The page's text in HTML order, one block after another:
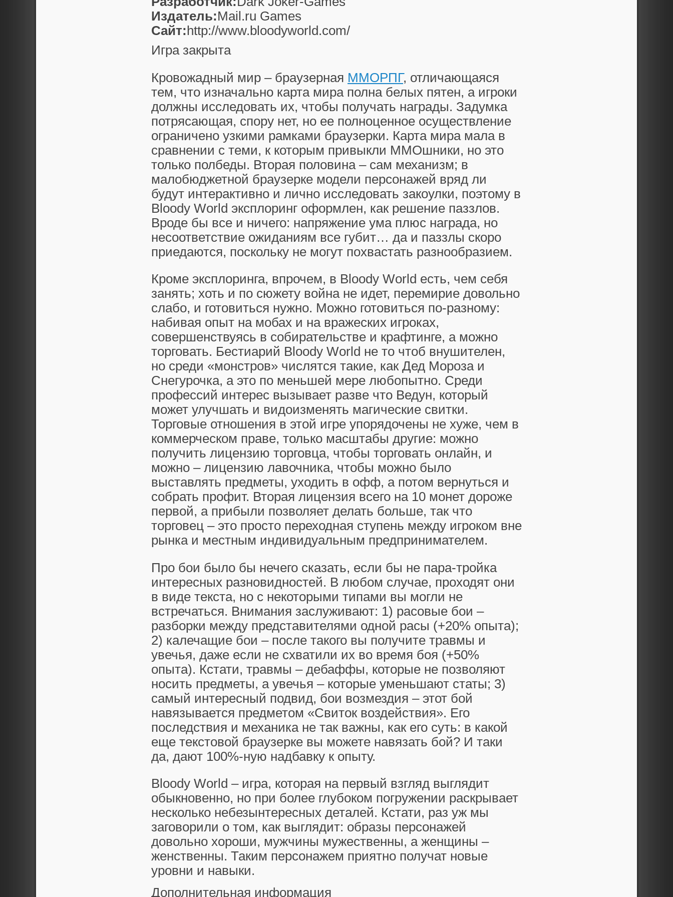
Издатель:Mail.ru Games
Сайт: http://www.bloodyworld.com/
Игра закрыта
Кровожадный мир – браузерная ММОРПГ, отличающаяся
тем, что изначально карта мира полна белых пятен, а игроки
должны исследовать их, чтобы получать награды. Задумка
потрясающая, спору нет, но ее полноценное осуществление
ограничено узкими рамками браузерки. Карта мира мала в
сравнении с теми, к которым привыкли ММОшники, но это
только полбеды. Вторая половина – сам механизм; в
малобюджетной браузерке модели персонажей вряд ли
будут интерактивно и лично исследовать закоулки, поэтому в
Bloody World эксплоринг оформлен, как решение паззлов.
Вроде бы все и ничего: напряжение ума плюс награда, но
несоответствие ожиданиям все губит… да и паззлы скоро
приедаются, поскольку не могут похвастать разнообразием.
Кроме эксплоринга, впрочем, в Bloody World есть, чем себя
занять; хоть и по сюжету война не идет, перемирие довольно
слабо, и готовиться нужно. Можно готовиться по-разному:
набивая опыт на мобах и на вражеских игроках,
совершенствуясь в собирательстве и крафтинге, а можно
торговать. Бестиарий Bloody World не то чтоб внушителен,
но среди «монстров» числятся такие, как Дед Мороза и
Снегурочка, а это по меньшей мере любопытно. Среди
профессий интерес вызывает разве что Ведун, который
может улучшать и видоизменять магические свитки.
Торговые отношения в этой игре упорядочены не хуже, чем в
коммерческом праве, только масштабы другие: можно
получить лицензию торговца, чтобы торговать онлайн, и
можно – лицензию лавочника, чтобы можно было
выставлять предметы, уходить в офф, а потом вернуться и
собрать профит. Вторая лицензия всего на 10 монет дороже
первой, а прибыли позволяет делать больше, так что
торговец – это просто переходная ступень между игроком вне
рынка и местным индивидуальным предпринимателем.
Про бои было бы нечего сказать, если бы не пара-тройка
интересных разновидностей. В любом случае, проходят они
в виде текста, но с некоторыми типами вы могли не
встречаться. Внимания заслуживают: 1) расовые бои –
разборки между представителями одной расы (+20% опыта);
2) калечащие бои – после такого вы получите травмы и
увечья, даже если не схватили их во время боя (+50%
опыта). Кстати, травмы – дебаффы, которые не позволяют
носить предметы, а увечья – которые уменьшают статы; 3)
самый интересный подвид, бои возмездия – этот бой
навязывается предметом «Свиток воздействия». Его
последствия и механика не так важны, как его суть: в какой
еще текстовой браузерке вы можете навязать бой? И таки
да, дают 100%-ную надбавку к опыту.
Bloody World – игра, которая на первый взгляд выглядит
обыкновенно, но при более глубоком погружении раскрывает
несколько небезынтересных деталей. Кстати, раз уж мы
заговорили о том, как выглядит: образы персонажей
довольно хороши, мужчины мужественны, а женщины –
женственны. Таким персонажем приятно получат новые
уровни и навыки.
Дополнительная информация